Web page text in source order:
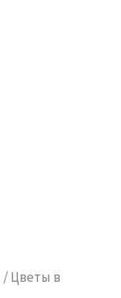
/ Цветы в